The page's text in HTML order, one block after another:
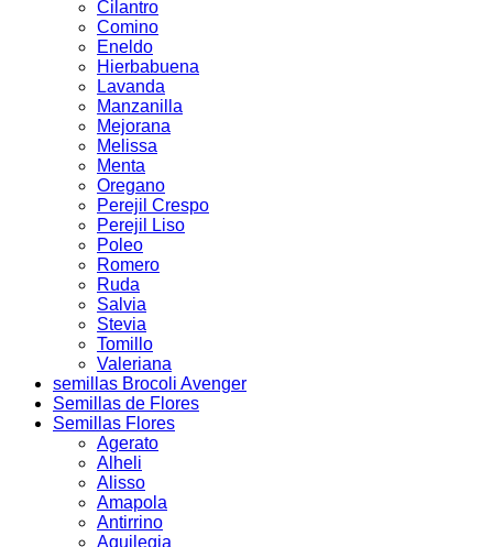
Cilantro
Comino
Eneldo
Hierbabuena
Lavanda
Manzanilla
Mejorana
Melissa
Menta
Oregano
Perejil Crespo
Perejil Liso
Poleo
Romero
Ruda
Salvia
Stevia
Tomillo
Valeriana
semillas Brocoli Avenger
Semillas de Flores
Semillas Flores
Agerato
Alheli
Alisso
Amapola
Antirrino
Aquilegia